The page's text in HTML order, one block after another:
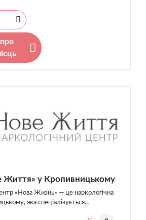
Життя» у Кропивницькому
«Нова Жизнь» — це наркологічна
яка спеціалізується…